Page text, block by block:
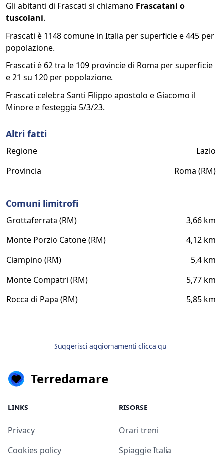
Gli abitanti di Frascati si chiamano Frascatani o
tuscolani.
Frascati è 1148 comune in Italia per superficie e 445 per
popolazione.
Frascati è 62 tra le 109 provincie di Roma per superficie
e 21 su 120 per popolazione.
Frascati celebra Santi Filippo apostolo e Giacomo il
Minore e festeggia 5/3/23.
Altri fatti
Regione
Lazio
Provincia
Roma (RM)
Comuni limitrofi
Grottaferrata (RM)
3,66 km
Monte Porzio Catone (RM)
4,12 km
Ciampino (RM)
5,4 km
Monte Compatri (RM)
5,77 km
Rocca di Papa (RM)
5,85 km
Suggerisci aggiornamenti clicca qui
Terredamare
LINKS
Privacy
Cookies policy
RISORSE
Orari treni
Spiaggie Italia